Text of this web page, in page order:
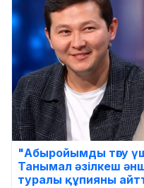
"Абыройымды төгу
Танымал әзілкеш
туралы құпияны